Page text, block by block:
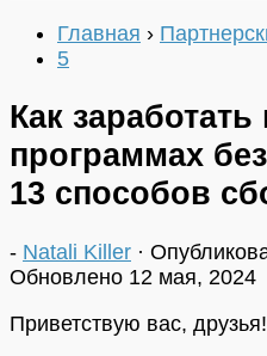
Главная ›
5
Как
программах
13 способов
- Natali Killer ·
Обновлено 12 мая, 2024
Приветствую вас, друзья!